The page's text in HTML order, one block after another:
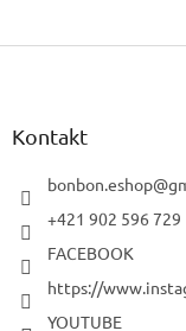
Z
Kontakt
bonbon.eshop@
+421 902 596 729
FACEBOOK
https://
YOUTUBE